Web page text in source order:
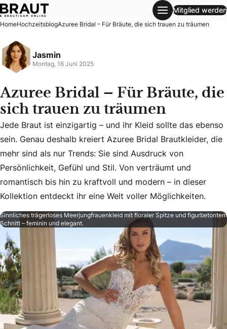
Azuree Bridal – Für Bräute, die sich trauen zu träumen
Mitglied werden
HomeHochzeitsblogAzuree Bridal – Für Bräute, die sich trauen zu träumen
Jasmin
Montag, 16 Juni 2025
Azuree Bridal – Für Bräute, die
sich trauen zu träumen
Jede Braut ist einzigartig – und ihr Kleid sollte das
Jede Braut ist einzigartig – und ihr Kleid sollte das ebenso
sein. Genau deshalb kreiert Azuree Bridal Brautkleider, die
mehr sind als nur Trends: Sie sind Ausdruck von
Persönlichkeit, Gefühl und Stil. Von verträumt und
romantisch bis hin zu kraftvoll und modern – in dieser
Kollektion entdeckt ihr eine Welt voller Möglichkeiten.
Sinnliches trägerloses Meerjungfrauenkleid mit floraler Spitze und figurbetontem
Schnitt – feminin und elegant.